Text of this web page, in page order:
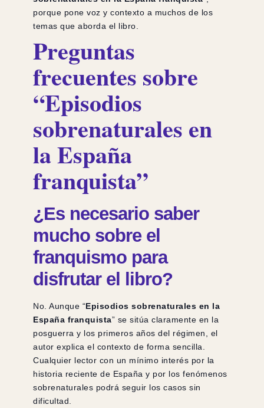
porque pone voz y contexto a muchos de los
temas que aborda el libro.
Preguntas
frecuentes sobre
“Episodios
sobrenaturales en
la España
franquista”
¿Es necesario saber
mucho sobre el
franquismo para
disfrutar el libro?
No. Aunque “Episodios sobrenaturales en la
España franquista” se sitúa claramente en la
posguerra y los primeros años del régimen, el
autor explica el contexto de forma sencilla.
Cualquier lector con un mínimo interés por la
historia reciente de España y por los fenómenos
sobrenaturales podrá seguir los casos sin
dificultad.